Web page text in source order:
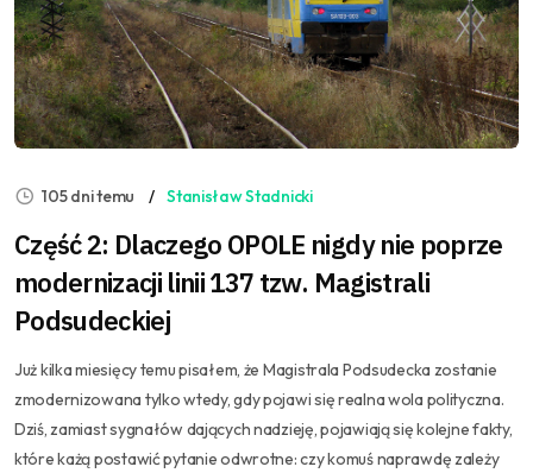
105 dni temu Stanisław Stadnicki
Część 2: Dlaczego OPOLE nigdy nie poprze
modernizacji linii 137 tzw. Magistrali
Podsudeckiej
Już kilka miesięcy temu pisałem, że Magistrala Podsudecka zostanie
zmodernizowana tylko wtedy, gdy pojawi się realna wola polityczna.
Dziś, zamiast sygnałów dających nadzieję, pojawiają się kolejne fakty,
które każą postawić pytanie odwrotne: czy komuś naprawdę zależy